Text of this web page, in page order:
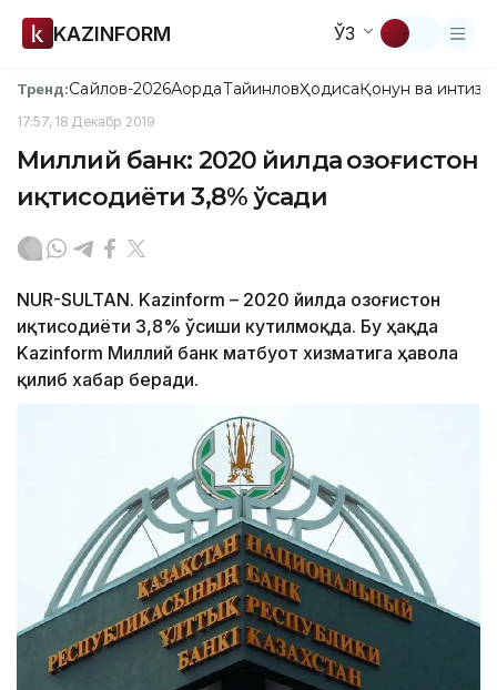
KAZINFORM ЎЗ
Тренд:Сайлов-2026АқордаТайинловҲодисаҚонун ва
17:57, 18 Декабр 2019
Миллий банк: 2020 йилда Қозоғистон
иқтисодиёти 3,8% ўсади
NUR-SULTAN. Kazinform – 2020 йилда Қозоғистон
иқтисодиёти 3,8% ўсиши кутилмоқда. Бу ҳақда
Kazinform Миллий банк матбуот хизматига ҳавола
қилиб хабар беради.